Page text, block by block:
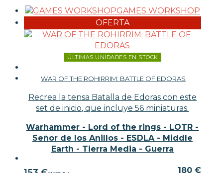
GAMES WORKSHOP
OFERTA
ÚLTIMAS UNIDADES EN STOCK
WAR OF THE ROHIRRIM: BATTLE OF EDORAS
Recrea la tensa Batalla de Edoras con este
set de inicio, que incluye 56 miniaturas.
Warhammer - Lord of the rings - LOTR -
Señor de los Anillos - ESDLA - Middle
Earth - Tierra Media - Guerra
180 €